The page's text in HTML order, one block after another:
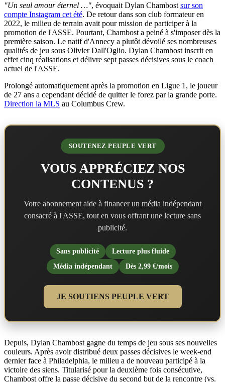
"Un seul amour éternel …", évoquait Dylan Chambost sur son
compte Instagram cet été. De retour dans son club formateur en
2022, le milieu de terrain avait pour mission de participer à la
promotion de l'ASSE. Pourtant, Chambost a peiné à s'imposer dès la
première saison. Le natif d'Annecy a plutôt dévoilé ses nombreuses
qualités de jeu sous Olivier Dall'Oglio. Dylan Chambost inscrit en
effet cinq réalisations et délivre sept passes décisives sous le coach
actuel de l'ASSE.
Prolongé automatiquement après la promotion en Ligue 1, le joueur
de 27 ans a cependant décidé de quitter le forez par la grande porte.
Direction la MLS au Columbus Crew.
SOUTENEZ PEUPLE VERT
VOUS APPRÉCIEZ NOS
CONTENUS ?
Votre abonnement aide à financer un média indépendant
consacré à l'ASSE, tout en vous offrant une lecture sans
publicité.
Sans publicité
Lecture plus fluide
Média indépendant
Dès 2,99 €/mois
JE SOUTIENS PEUPLE VERT
Depuis, Dylan Chambost gagne du temps de jeu sous ses nouvelles
couleurs. Après avoir distribué deux passes décisives le week-end
dernier face à Philadelphia, le milieu a de nouveau participé à la
victoire des siens. Titularisé pour la deuxième fois consécutive,
Chambost offre la passe décisive du second but de la rencontre (vs.